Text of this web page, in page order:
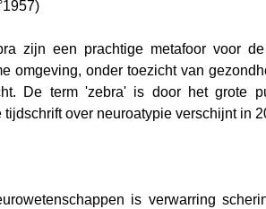
zijn een prachtige metafoor voor
omgeving, onder toezicht van
De term 'zebra' is door het grote
over neuroatypie verschijnt in
is verwarring